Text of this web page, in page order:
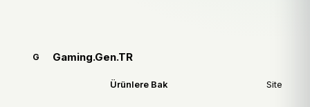
G Gaming.Gen.TR
Ürünlere Bak Site